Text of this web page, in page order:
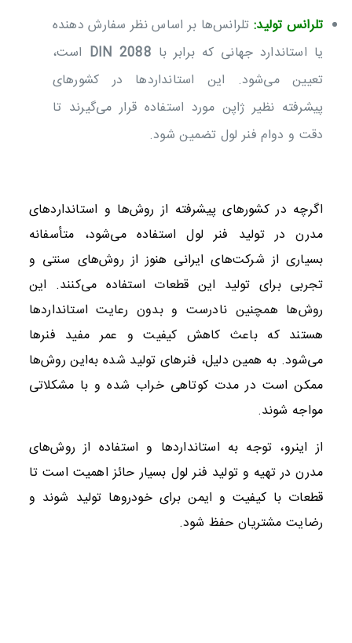
تلرانس تولید: تلرانس‌ها بر اساس نظر سفارش دهنده
یا استاندارد جهانی که برابر با DIN 2088 است،
تعیین می‌شود. این استانداردها در کشورهای
پیشرفته نظیر ژاپن مورد استفاده قرار می‌گیرند تا
دقت و دوام فنر لول تضمین شود.
اگرچه در کشورهای پیشرفته از روش‌ها و استانداردهای
مدرن در تولید فنر لول استفاده می‌شود، متأسفانه
بسیاری از شرکت‌های ایرانی هنوز از روش‌های سنتی و
تجربی برای تولید این قطعات استفاده می‌کنند. این
روش‌ها همچنین نادرست و بدون رعایت استانداردها
هستند که باعث کاهش کیفیت و عمر مفید فنرها
می‌شود. به همین دلیل، فنرهای تولید شده به‌این روش‌ها
ممکن است در مدت کوتاهی خراب شده و با مشکلاتی
مواجه شوند.
از اینرو، توجه به استانداردها و استفاده از روش‌های
مدرن در تهیه و تولید فنر لول بسیار حائز اهمیت است تا
قطعات با کیفیت و ایمن برای خودروها تولید شوند و
رضایت مشتریان حفظ شود.